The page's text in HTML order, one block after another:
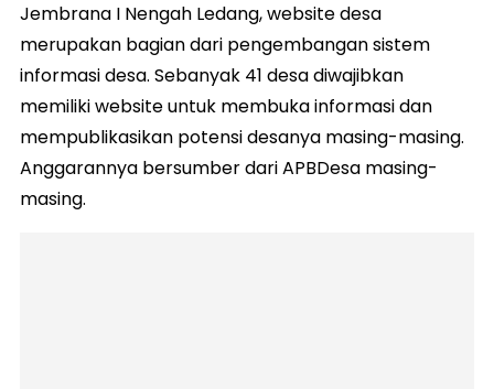
Jembrana I Nengah Ledang, website desa
merupakan bagian dari pengembangan sistem
informasi desa. Sebanyak 41 desa diwajibkan
memiliki website untuk membuka informasi dan
mempublikasikan potensi desanya masing-masing.
Anggarannya bersumber dari APBDesa masing-
masing.